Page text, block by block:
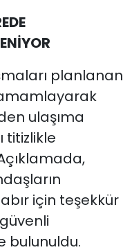
planlanan
ulaşıma
titizlikle
için teşekkür
bulunuldu.